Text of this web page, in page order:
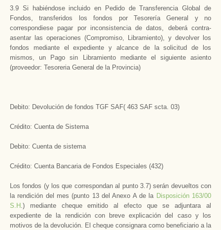
3.9 Si habiéndose incluido en Pedido de Transferencia Global de
Fondos, transferidos los fondos por Tesorería General y no
correspondiese pagar por inconsistencia de datos, deberá contra-
asentar las operaciones (Compromiso, Libramiento), y devolver los
fondos mediante el expediente y alcance de la solicitud de los
mismos, un Pago sin Libramiento mediante el siguiente asiento
(proveedor: Tesoreria General de la Provincia)
Debito: Devolución de fondos TGF SAF( 463 SAF scta. 03)
Crédito: Cuenta de Sistema
Debito: Cuenta de sistema
Crédito: Cuenta Bancaria de Fondos Especiales (432)
Los fondos (y los que correspondan al punto 3.7) serán devueltos con
la rendición del mes (punto 13 del Anexo A de la Disposición 163/00
S.H .) mediante cheque emitido al efecto que se adjuntara al
expediente de la rendición con breve explicación del caso y los
motivos de la devolución. El cheque consignara como beneficiario a la